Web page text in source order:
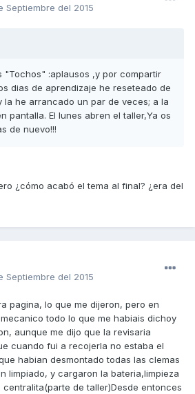
Septiembre del 2015
"Tochos" :aplausos ,y por compartir
dias de aprendizaje he reseteado de
la he arrancado un par de veces; a la
pantalla. El lunes abren el taller,Ya os
de nuevo!!!
¿cómo acabó el tema al final? ¿era del
Septiembre del 2015
pagina, lo que me dijeron, pero en
todo lo que me habiais dichoy
aunque me dijo que la revisaria
cuando fui a recojerla no estaba el
habian desmontado todas las clemas
limpiado, y cargaron la bateria,limpieza
de taller)Desde entonces